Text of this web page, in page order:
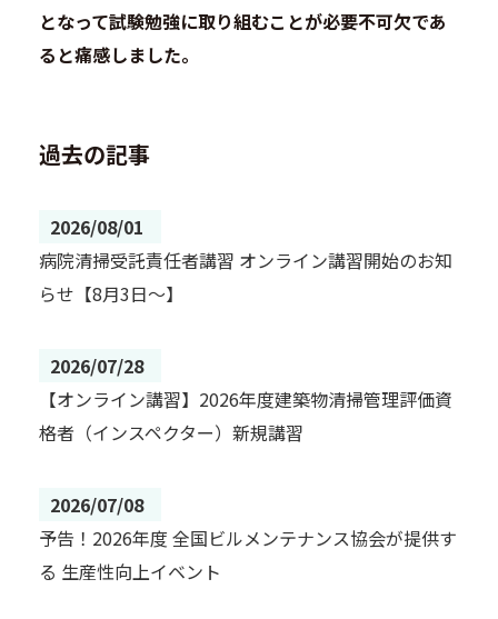
となって試験勉強に取り組むことが必要不可欠であ
ると痛感しました。
過去の記事
2026/08/01
病院清掃受託責任者講習 オンライン講習開始のお知
らせ【8月3日～】
2026/07/28
【オンライン講習】2026年度建築物清掃管理評価資
格者（インスペクター）新規講習
2026/07/08
予告！2026年度 全国ビルメンテナンス協会が提供す
る 生産性向上イベント